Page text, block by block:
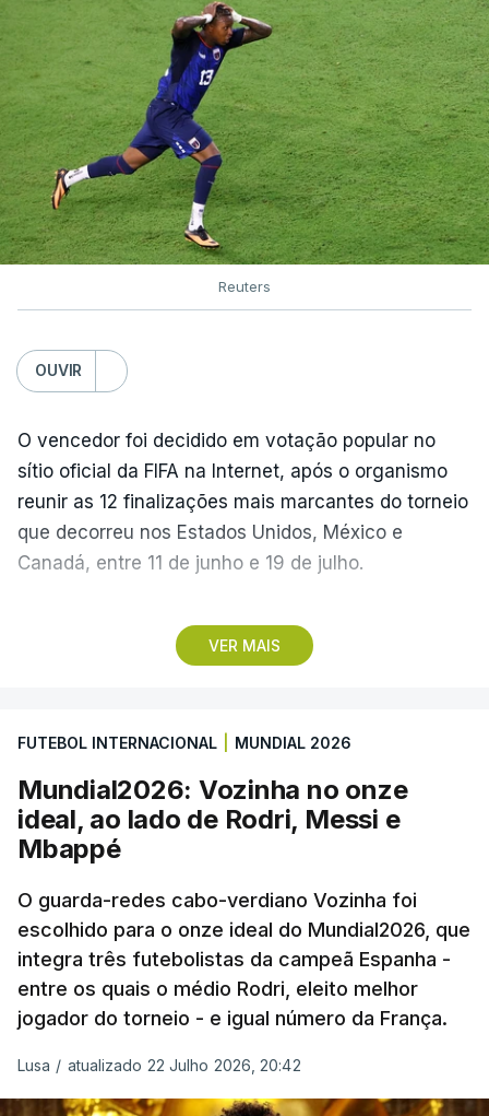
Reuters
OUVIR
VER MAIS
O vencedor foi decidido em votação popular no
sítio oficial da FIFA na Internet, após o organismo
reunir as 12 finalizações mais marcantes do torneio
que decorreu nos Estados Unidos, México e
Canadá, entre 11 de junho e 19 de julho.
Lopes Cabral conquistou o prémio graças ao
remate de pé direito que colocou a bola no ângulo
“Foi simplesmente surreal”, disse à FIFA o jogador
dos turcos do Trabzonspor, recordando o momento
que fez Cabo Verde sonhar alto na sua primeira
participação numa fase final de um Mundial.
O ex-lateral do Benfica considerou que o galardão
“é um enorme orgulho e um reconhecimento que
qualquer jogador gostaria de ter”.
FUTEBOL INTERNACIONAL MUNDIAL 2026
Mundial2026: Vozinha no onze
ideal, ao lado de Rodri, Messi e
Mbappé
O guarda-redes cabo-verdiano Vozinha foi
escolhido para o onze ideal do Mundial2026, que
integra três futebolistas da campeã Espanha -
entre os quais o médio Rodri, eleito melhor
jogador do torneio - e igual número da França.
Lusa / atualizado 22 Julho 2026, 20:42